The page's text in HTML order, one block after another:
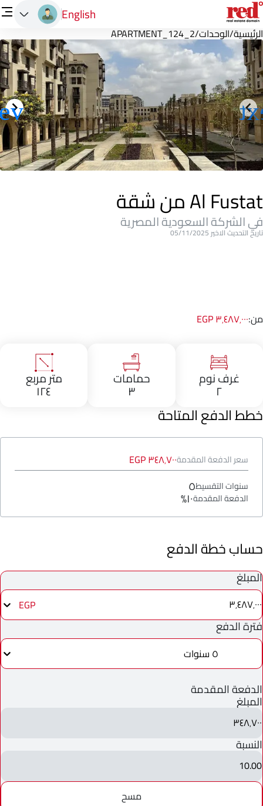
English
الرئيسية/الوحدات/
APARTMENT_124_2
Al Fustat من شقة
في الشركة السعودية المصرية
تاريخ التحديث الاخير 05/11/2025
من:٣٬٤٨٧٬٠٠٠ EGP
غرف نوم
٢
حمامات
٣
متر مربع
١٢٤
خطط الدفع المتاحة
سعر الدفعة المقدمة٣٤٨٬٧٠٠ EGP
سنوات التقسيط٥
الدفعة المقدمة١٠%
حساب خطة الدفع
المبلغ
٣٬٤٨٧٬٠٠٠ EGP
فترة الدفع
٥ سنوات
الدفعة المقدمة
المبلغ
٣٤٨٬٧٠٠
النسبة
10.00
مسح